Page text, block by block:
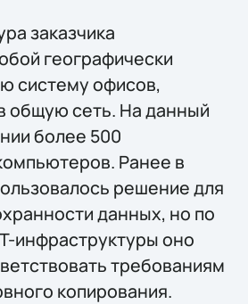
заказчика
географически
систему офисов,
общую сеть. На данный
более 500
Ранее в
решение для
данных, но по
инфраструктуры оно
требованиям
копирования.